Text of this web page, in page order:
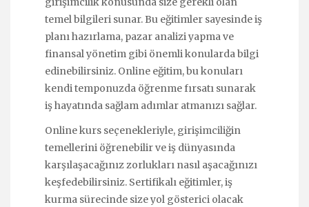
temel bilgileri sunar. Bu eğitimler sayesinde iş
planı hazırlama, pazar analizi yapma ve
finansal yönetim gibi önemli konularda bilgi
edinebilirsiniz. Online eğitim, bu konuları
kendi temponuzda öğrenme fırsatı sunarak
iş hayatında sağlam adımlar atmanızı sağlar.
Online kurs seçenekleriyle, girişimciliğin
temellerini öğrenebilir ve iş dünyasında
karşılaşacağınız zorlukları nasıl aşacağınızı
keşfedebilirsiniz. Sertifikalı eğitimler, iş
kurma sürecinde size yol gösterici olacak